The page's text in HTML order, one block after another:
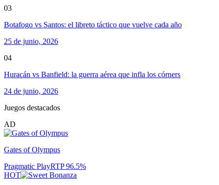
03
Botafogo vs Santos: el libreto táctico que vuelve cada año
25 de junio, 2026
04
Huracán vs Banfield: la guerra aérea que infla los córners
24 de junio, 2026
Juegos destacados
AD
Gates of Olympus
Pragmatic PlayRTP96.5%
HOT